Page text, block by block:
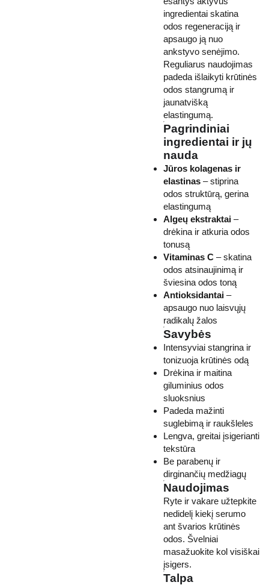
ingredientai skatina
odos regeneraciją ir
apsaugo ją nuo
ankstyvo senėjimo.
Reguliarus naudojimas
padeda išlaikyti krūtinės
odos stangrumą ir
jaunatvišką
elastingumą.
Pagrindiniai
ingredientai ir jų
nauda
Jūros kolagenas ir
elastinas – stiprina
odos struktūrą, gerina
elastingumą
Algeų ekstraktai –
drėkina ir atkuria odos
tonusą
Vitaminas C – skatina
odos atsinaujinimą ir
šviesina odos toną
Antioksidantai –
apsaugo nuo laisvųjų
radikalų žalos
Savybės
Intensyviai stangrina ir
tonizuoja krūtinės odą
Drėkina ir maitina
giluminius odos
sluoksnius
Padeda mažinti
suglebimą ir raukšleles
Lengva, greitai įsigerianti
tekstūra
Be parabenų ir
dirginančių medžiagų
Naudojimas
Ryte ir vakare užtepkite
nedidelį kiekį serumo
ant švarios krūtinės
odos. Švelniai
masažuokite kol visiškai
įsigers.
Talpa